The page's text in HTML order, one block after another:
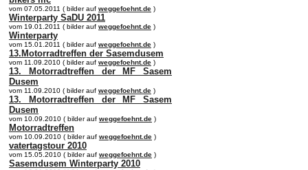
vom 07.05.2011 ( bilder auf weggefoehnt.de )
Winterparty SaDU 2011
vom 19.01.2011 ( bilder auf weggefoehnt.de )
Winterparty
vom 15.01.2011 ( bilder auf weggefoehnt.de )
13.Motorradtreffen der Sasemdusem
vom 11.09.2010 ( bilder auf weggefoehnt.de )
13. Motorradtreffen der MF Sasem
Dusem
vom 11.09.2010 ( bilder auf weggefoehnt.de )
13. Motorradtreffen der MF Sasem
Dusem
vom 10.09.2010 ( bilder auf weggefoehnt.de )
Motorradtreffen
vom 10.09.2010 ( bilder auf weggefoehnt.de )
vatertagstour 2010
vom 15.05.2010 ( bilder auf weggefoehnt.de )
Sasemdusem Winterparty 2010